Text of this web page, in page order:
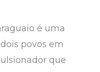
é uma
povos em
que